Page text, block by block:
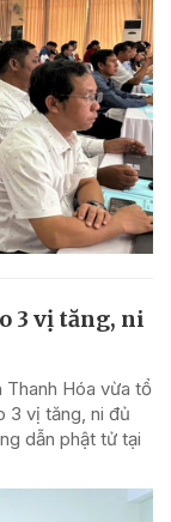
3 vị tăng, ni
Thanh Hóa vừa tổ
3 vị tăng, ni đủ
dẫn phật tử tại